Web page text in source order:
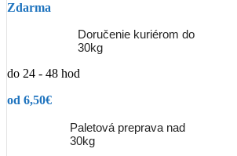
Zdarma
Doručenie kuriérom do
30kg
do 24 - 48 hod
od 6,50€
Paletová preprava nad
30kg